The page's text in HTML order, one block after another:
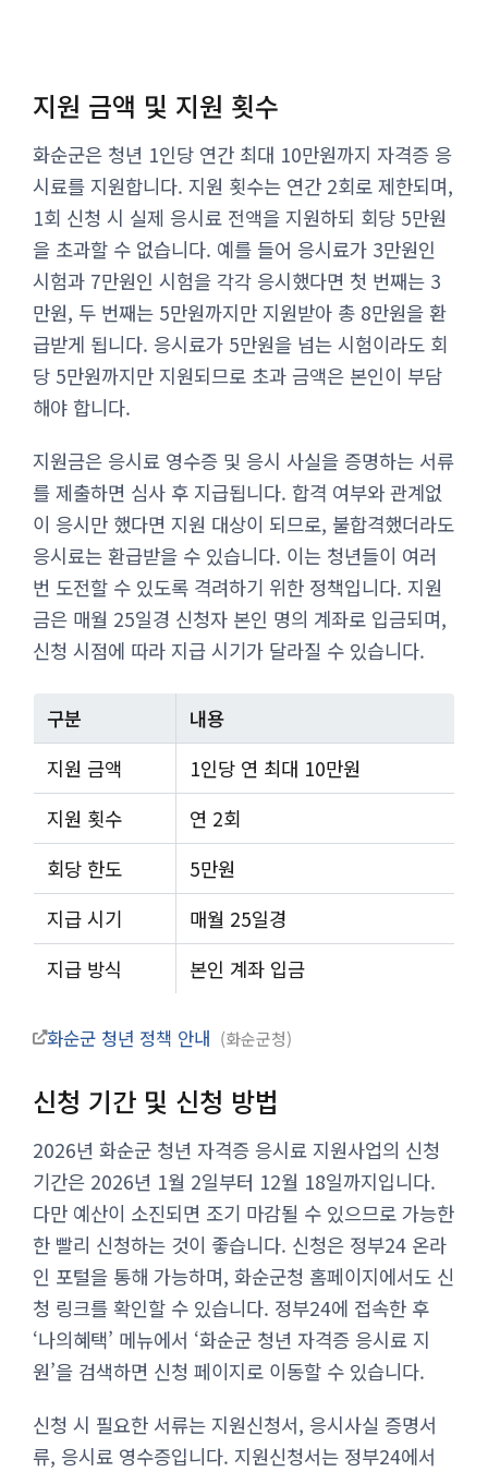
지원 금액 및 지원 횟수
화순군은 청년 1인당 연간 최대 10만원까지 자격증 응
시료를 지원합니다. 지원 횟수는 연간 2회로 제한되며,
1회 신청 시 실제 응시료 전액을 지원하되 회당 5만원
을 초과할 수 없습니다. 예를 들어 응시료가 3만원인
시험과 7만원인 시험을 각각 응시했다면 첫 번째는 3
만원, 두 번째는 5만원까지만 지원받아 총 8만원을 환
급받게 됩니다. 응시료가 5만원을 넘는 시험이라도 회
당 5만원까지만 지원되므로 초과 금액은 본인이 부담
해야 합니다.
지원금은 응시료 영수증 및 응시 사실을 증명하는 서류
를 제출하면 심사 후 지급됩니다. 합격 여부와 관계없
이 응시만 했다면 지원 대상이 되므로, 불합격했더라도
응시료는 환급받을 수 있습니다. 이는 청년들이 여러
번 도전할 수 있도록 격려하기 위한 정책입니다. 지원
금은 매월 25일경 신청자 본인 명의 계좌로 입금되며,
신청 시점에 따라 지급 시기가 달라질 수 있습니다.
구분
내용
지원 금액
1인당 연 최대 10만원
지원 횟수
연 2회
회당 한도
5만원
지급 시기
매월 25일경
지급 방식
본인 계좌 입금
화순군 청년 정책 안내 화순군청
신청 기간 및 신청 방법
2026년 화순군 청년 자격증 응시료 지원사업의 신청
기간은 2026년 1월 2일부터 12월 18일까지입니다.
다만 예산이 소진되면 조기 마감될 수 있으므로 가능한
한 빨리 신청하는 것이 좋습니다. 신청은 정부24 온라
인 포털을 통해 가능하며, 화순군청 홈페이지에서도 신
청 링크를 확인할 수 있습니다. 정부24에 접속한 후
‘나의혜택’ 메뉴에서 ‘화순군 청년 자격증 응시료 지
원’을 검색하면 신청 페이지로 이동할 수 있습니다.
신청 시 필요한 서류는 지원신청서, 응시사실 증명서
류, 응시료 영수증입니다. 지원신청서는 정부24에서